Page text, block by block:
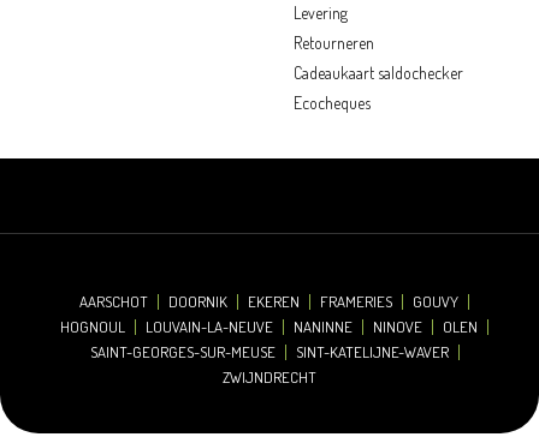
Levering
Retourneren
Cadeaukaart saldochecker
Ecocheques
AARSCHOT DOORNIK EKEREN FRAMERIES
GOUVY
HOGNOUL
LOUVAIN-LA-NEUVE NANINNE NINOVE
OLEN
SAINT-GEORGES-SUR-MEUSE
SINT-KATELIJNE-WAVER
ZWIJNDRECHT